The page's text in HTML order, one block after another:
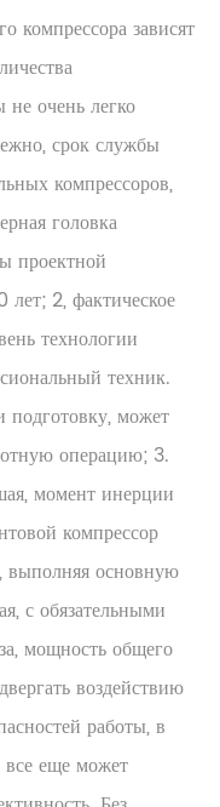
компрессора зависят
не очень легко
срок службы
компрессоров,
головка
проектной
2, фактическое
технологии
техник.
подготовку, может
операцию; 3.
момент инерции
компрессор
выполняя основную
с обязательными
мощность общего
воздействию
работы, в
еще может